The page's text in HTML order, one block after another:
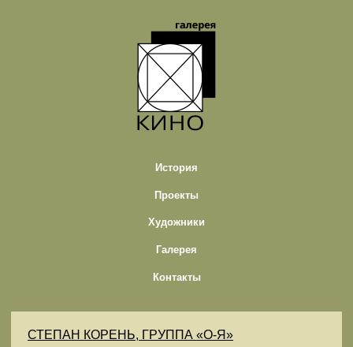
История
Проекты
Художники
Галерея
Контакты
СТЕПАН КОРЕНЬ, ГРУППА «О-Я»